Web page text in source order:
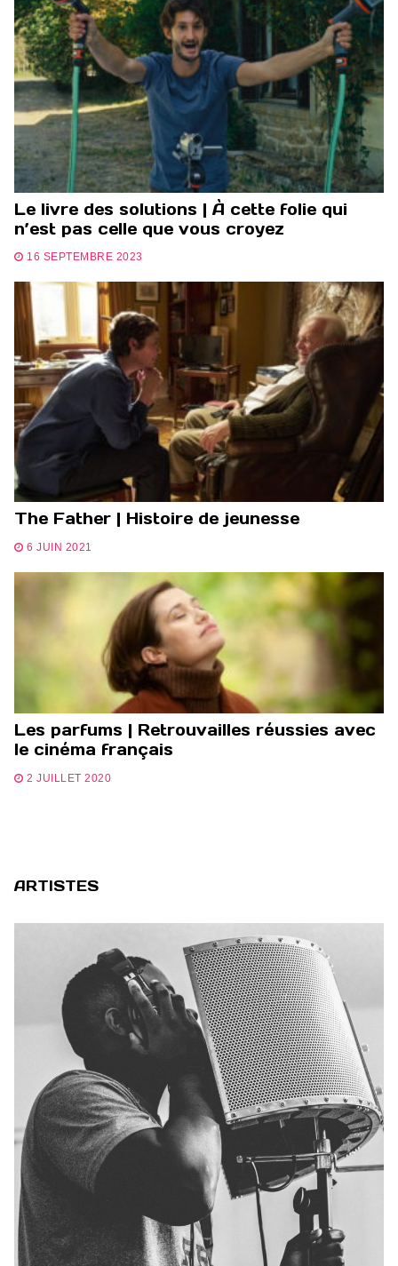
Le livre des solutions | À cette folie qui
n’est pas celle que vous croyez
16 SEPTEMBRE 2023
The Father | Histoire de jeunesse
6 JUIN 2021
Les parfums | Retrouvailles réussies avec
le cinéma français
2 JUILLET 2020
ARTISTES